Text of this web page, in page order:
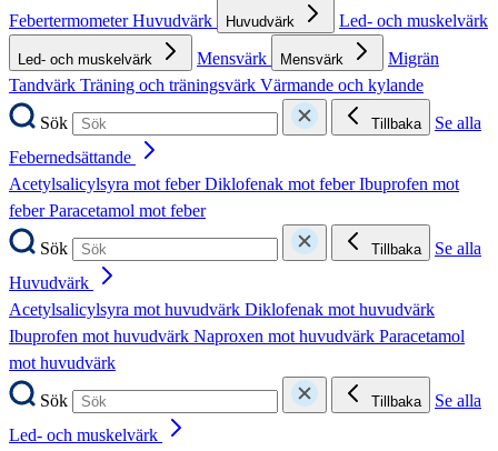
FebertermometerHuvudvärk Huvudvärk Led- och muskelvärk
Led- och muskelvärk Mensvärk Mensvärk
Migrän
Tandvärk Träning och träningsvärk Värmande och kylande
Sök
Tillbaka
Se alla
Febernedsättande
Acetylsalicylsyra mot feberDiklofenak mot feberIbuprofen mot
feberParacetamol mot feber
Sök
Tillbaka
Se alla
Huvudvärk
Acetylsalicylsyra mot huvudvärk Diklofenak mot huvudvärk
Ibuprofen mot huvudvärk Naproxen mot huvudvärk Paracetamol
mot huvudvärk
Sök
Tillbaka
Se alla
Led- och muskelvärk